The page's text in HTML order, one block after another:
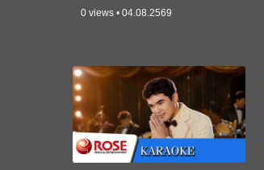
0 views • 04.08.2569